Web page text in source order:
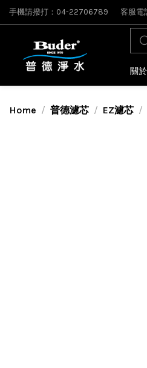
手機請撥打：04-22706789 客服
關
Home 普德濾芯 EZ濾芯